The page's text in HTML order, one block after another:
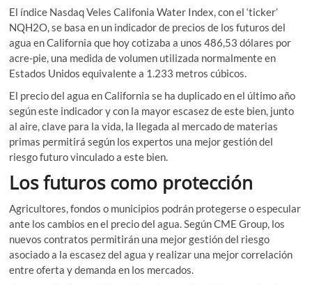
El índice Nasdaq Veles Califonia Water Index, con el ‘ticker’
NQH2O, se basa en un indicador de precios de los futuros del
agua en California que hoy cotizaba a unos 486,53 dólares por
acre-pie, una medida de volumen utilizada normalmente en
Estados Unidos equivalente a 1.233 metros cúbicos.
El precio del agua en California se ha duplicado en el último año
según este indicador y con la mayor escasez de este bien, junto
al aire, clave para la vida, la llegada al mercado de materias
primas permitirá según los expertos una mejor gestión del
riesgo futuro vinculado a este bien.
Los futuros como protección
Agricultores, fondos o municipios podrán protegerse o especular
ante los cambios en el precio del agua. Según CME Group, los
nuevos contratos permitirán una mejor gestión del riesgo
asociado a la escasez del agua y realizar una mejor correlación
entre oferta y demanda en los mercados.